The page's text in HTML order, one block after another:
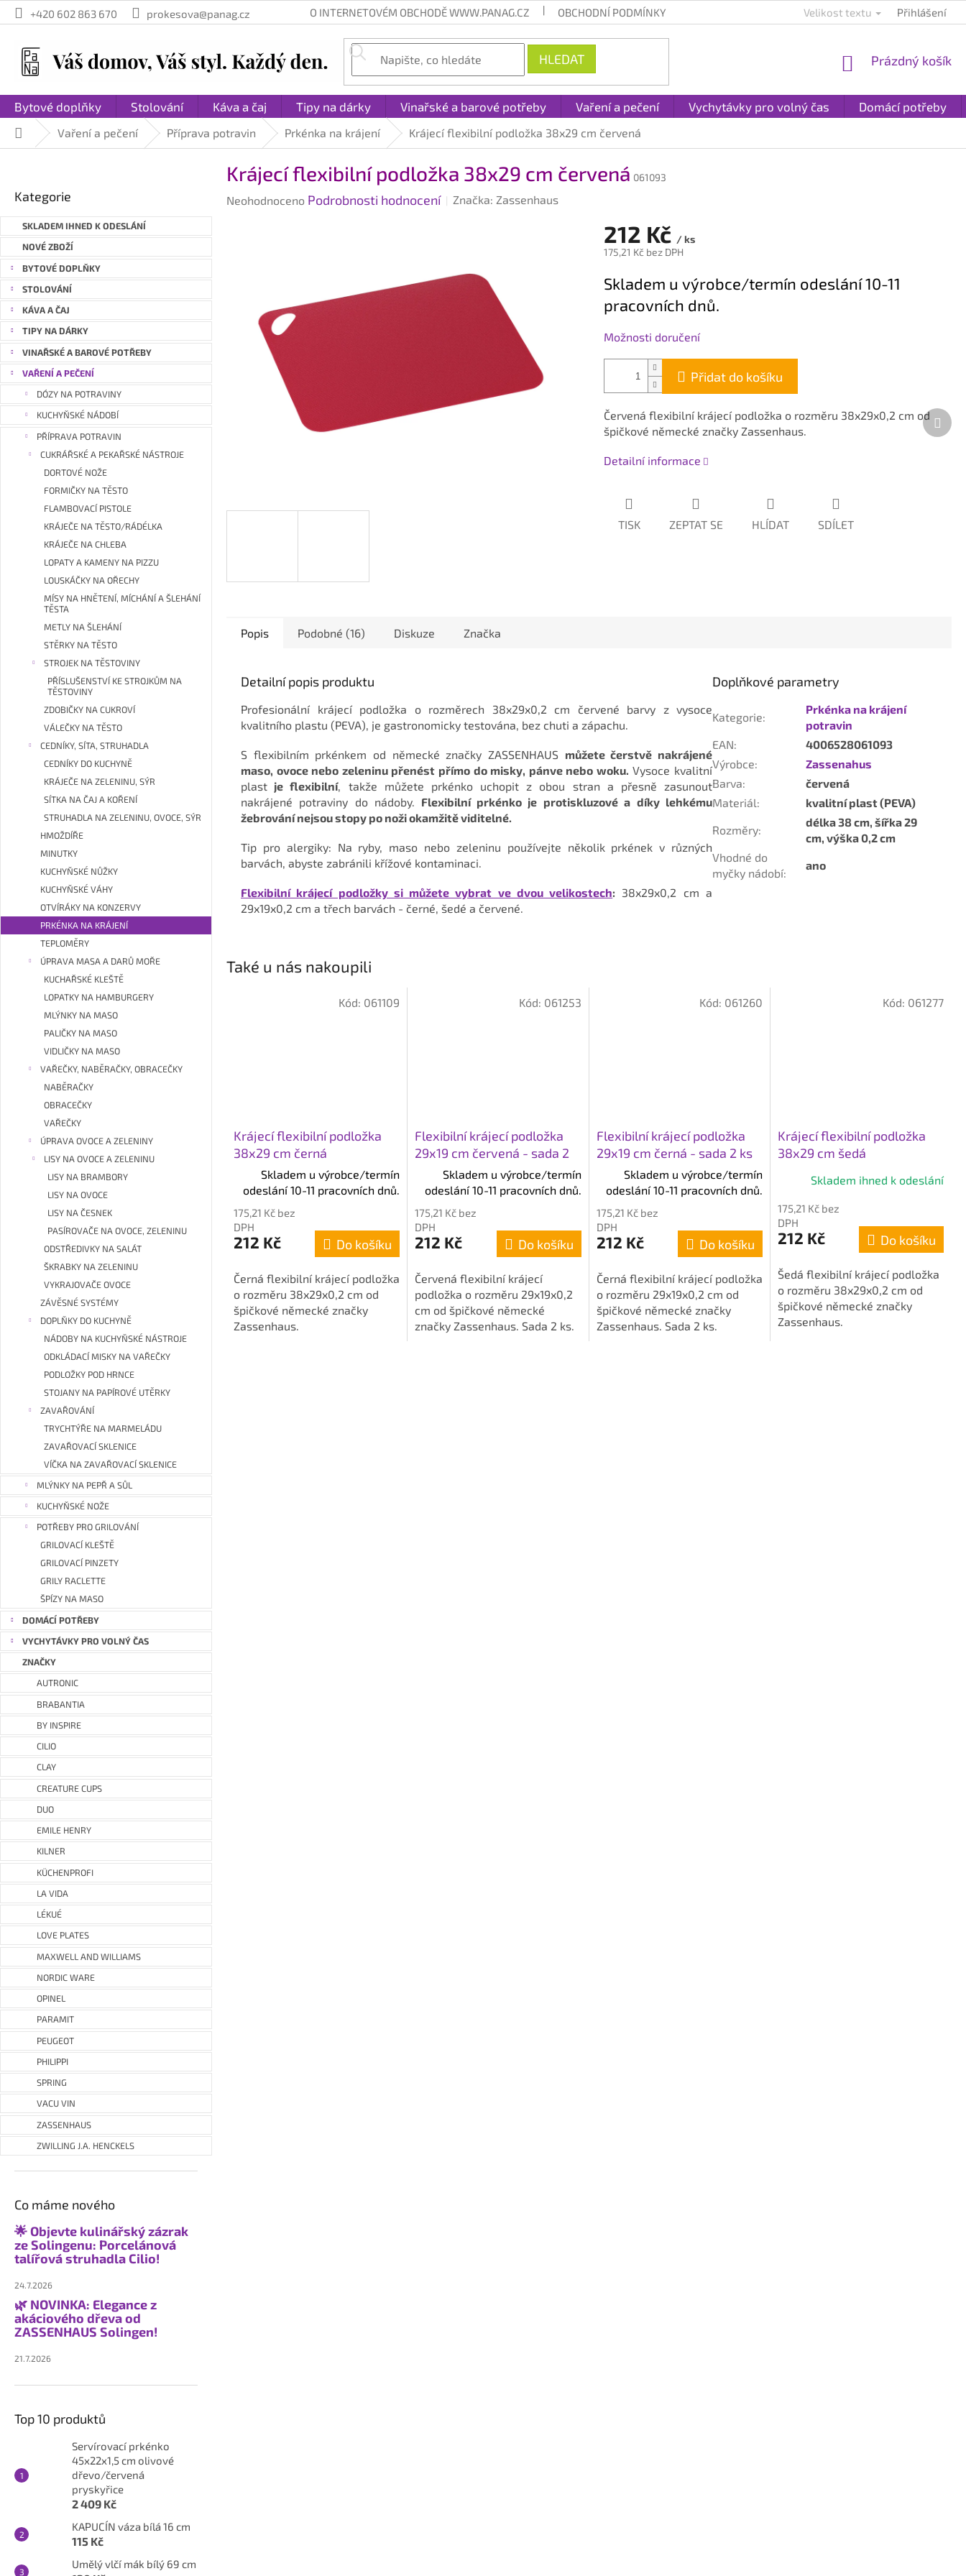
Přejít
na
+420 602 863 670 prokesova@panag.cz O INTERNETOVÉM OBCHODĚ WWW.PANAG.CZ OBCHODNÍ PODMÍNKY PLATBA A DOPRAVA REKLAMACE
Velikost textu Přihlášení
HLEDAT
NÁKUPNÍ
Prázdný košík
Bytové doplňky Stolování Káva a čaj Tipy na dárky Vinařské a barové potřeby Vaření a pečení Vychytávky pro volný čas Domácí potřeby
DomůVaření a pečení Příprava potravin Prkénka na krájení Krájecí flexibilní podložka 38x29 cm červená
a
n
n
í
n
e
l
kategorie
Kategorie
SKLADEM IHNED K ODESLÁNÍ
NOVÉ ZBOŽÍ
BYTOVÉ DOPLŇKY
STOLOVÁNÍ
KÁVA A ČAJ
TIPY NA DÁRKY
VINAŘSKÉ A BAROVÉ POTŘEBY
VAŘENÍ A PEČENÍ
DÓZY NA POTRAVINY
KUCHYŇSKÉ NÁDOBÍ
PŘÍPRAVA POTRAVIN
CUKRÁŘSKÉ A PEKAŘSKÉ NÁSTROJE
DORTOVÉ NOŽE
FORMIČKY NA TĚSTO
FLAMBOVACÍ PISTOLE
KRÁJEČE NA TĚSTO/RÁDÉLKA
KRÁJEČE NA CHLEBA
LOPATY A KAMENY NA PIZZU
LOUSKÁČKY NA OŘECHY
MÍSY NA HNĚTENÍ, MÍCHÁNÍ A ŠLEHÁNÍ
TĚSTA
METLY NA ŠLEHÁNÍ
STĚRKY NA TĚSTO
STROJEK NA TĚSTOVINY
PŘÍSLUŠENSTVÍ KE STROJKŮM NA
TĚSTOVINY
ZDOBIČKY NA CUKROVÍ
VÁLEČKY NA TĚSTO
CEDNÍKY, SÍTA, STRUHADLA
CEDNÍKY DO KUCHYNĚ
KRÁJEČE NA ZELENINU, SÝR
SÍTKA NA ČAJ A KOŘENÍ
STRUHADLA NA ZELENINU, OVOCE, SÝR
HMOŽDÍŘE
MINUTKY
KUCHYŇSKÉ NŮŽKY
KUCHYŇSKÉ VÁHY
OTVÍRÁKY NA KONZERVY
PRKÉNKA NA KRÁJENÍ
TEPLOMĚRY
ÚPRAVA MASA A DARŮ MOŘE
KUCHAŘSKÉ KLEŠTĚ
LOPATKY NA HAMBURGERY
MLÝNKY NA MASO
PALIČKY NA MASO
VIDLIČKY NA MASO
VAŘEČKY, NABĚRAČKY, OBRACEČKY
NABĚRAČKY
OBRACEČKY
VAŘEČKY
ÚPRAVA OVOCE A ZELENINY
LISY NA OVOCE A ZELENINU
LISY NA BRAMBORY
LISY NA OVOCE
LISY NA ČESNEK
PASÍROVAČE NA OVOCE, ZELENINU
ODSTŘEDIVKY NA SALÁT
ŠKRABKY NA ZELENINU
VYKRAJOVAČE OVOCE
ZÁVĚSNÉ SYSTÉMY
DOPLŇKY DO KUCHYNĚ
NÁDOBY NA KUCHYŇSKÉ NÁSTROJE
ODKLÁDACÍ MISKY NA VAŘEČKY
PODLOŽKY POD HRNCE
STOJANY NA PAPÍROVÉ UTĚRKY
ZAVAŘOVÁNÍ
TRYCHTÝŘE NA MARMELÁDU
ZAVAŘOVACÍ SKLENICE
VÍČKA NA ZAVAŘOVACÍ SKLENICE
MLÝNKY NA PEPŘ A SŮL
KUCHYŇSKÉ NOŽE
POTŘEBY PRO GRILOVÁNÍ
GRILOVACÍ KLEŠTĚ
GRILOVACÍ PINZETY
GRILY RACLETTE
ŠPÍZY NA MASO
DOMÁCÍ POTŘEBY
VYCHYTÁVKY PRO VOLNÝ ČAS
ZNAČKY
AUTRONIC
BRABANTIA
BY INSPIRE
CILIO
CLAY
CREATURE CUPS
DUO
EMILE HENRY
KILNER
KÜCHENPROFI
LA VIDA
LÉKUÉ
LOVE PLATES
MAXWELL AND WILLIAMS
NORDIC WARE
OPINEL
PARAMIT
PEUGEOT
PHILIPPI
SPRING
VACU VIN
ZASSENHAUS
ZWILLING J.A. HENCKELS
Co máme nového
🌟 Objevte kulinářský zázrak
ze Solingenu: Porcelánová
talířová struhadla Cilio!
24.7.2026
🌿 NOVINKA: Elegance z
akáciového dřeva od
ZASSENHAUS Solingen!
21.7.2026
Top 10 produktů
Servírovací prkénko
45x22x1,5 cm olivové
dřevo/červená
pryskyřice
2 409 Kč
KAPUCÍN váza bílá 16 cm
115 Kč
Umělý vlčí mák bílý 69 cm
Krájecí flexibilní podložka 38x29 cm červená 061093
Průměrné
hvězdiček.
Neohodnoceno Podrobnosti hodnocení Značka: Zassenhaus
212 Kč / ks
175,21 Kč bez DPH
cena:
Skladem u výrobce/termín odeslání 10-11
pracovních dnů.
Možnosti doručení
Přidat do košíku
Červená flexibilní krájecí podložka o rozměru 38x29x0,2 cm od
špičkové německé značky Zassenhaus.
Detailní informace
TISK ZEPTAT SE HLÍDAT SDÍLET
Popis Podobné (16) Diskuze Značka
Detailní popis produktu
Profesionální krájecí podložka o rozměrech 38x29x0,2 cm červené barvy z vysoce
kvalitního plastu (PEVA), je gastronomicky testována, bez chuti a zápachu.
S flexibilním prkénkem od německé značky ZASSENHAUS můžete čerstvě nakrájené
maso, ovoce nebo zeleninu přenést přímo do misky, pánve nebo woku. Vysoce kvalitní
plast je flexibilní, takže můžete prkénko uchopit z obou stran a přesně zasunout
nakrájené potraviny do nádoby. Flexibilní prkénko je protiskluzové a díky lehkému
žebrování nejsou stopy po noži okamžitě viditelné.
Tip pro alergiky: Na ryby, maso nebo zeleninu používejte několik prkének v různých
barvách, abyste zabránili křížové kontaminaci.
Flexibilní krájecí podložky si můžete vybrat ve dvou velikostech: 38x29x0,2 cm a
29x19x0,2 cm a třech barvách - černé, šedé a červené.
Doplňkové parametry
Kategorie:
Prkénka na krájení
potravin
EAN:
4006528061093
Výrobce:
Zassenahus
Barva:
červená
Materiál:
kvalitní plast (PEVA)
Rozměry:
délka 38 cm, šířka 29
cm, výška 0,2 cm
Vhodné do
myčky nádobí:
ano
Také u nás nakoupili
Krájecí flexibilní podložka
38x29 cm černá
Skladem u výrobce/termín
odeslání 10-11 pracovních dnů.
175,21 Kč bez
DPH
212 Kč Do košíku
Černá flexibilní krájecí podložka
o rozměru 38x29x0,2 cm od
špičkové německé značky
Zassenhaus.
Kód: 061109
Flexibilní krájecí podložka
29x19 cm červená - sada 2
Skladem u výrobce/termín
odeslání 10-11 pracovních dnů.
175,21 Kč bez
DPH
212 Kč Do košíku
Červená flexibilní krájecí
podložka o rozměru 29x19x0,2
cm od špičkové německé
značky Zassenhaus. Sada 2 ks.
Kód: 061253
Flexibilní krájecí podložka
29x19 cm černá - sada 2 ks
Skladem u výrobce/termín
odeslání 10-11 pracovních dnů.
175,21 Kč bez
DPH
212 Kč Do košíku
Černá flexibilní krájecí podložka
o rozměru 29x19x0,2 cm od
špičkové německé značky
Zassenhaus. Sada 2 ks.
Kód: 061260
Krájecí flexibilní podložka
38x29 cm šedá
Skladem ihned k odeslání
175,21 Kč bez
DPH
212 Kč Do košíku
Šedá flexibilní krájecí podložka
o rozměru 38x29x0,2 cm od
špičkové německé značky
Zassenhaus.
Kód: 061277